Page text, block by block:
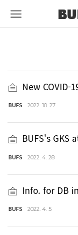
New
BUFS 2022. 10. 27
BUFS's
BUFS 2022. 4. 28
Info. for DB
BUFS 2022. 4. 5